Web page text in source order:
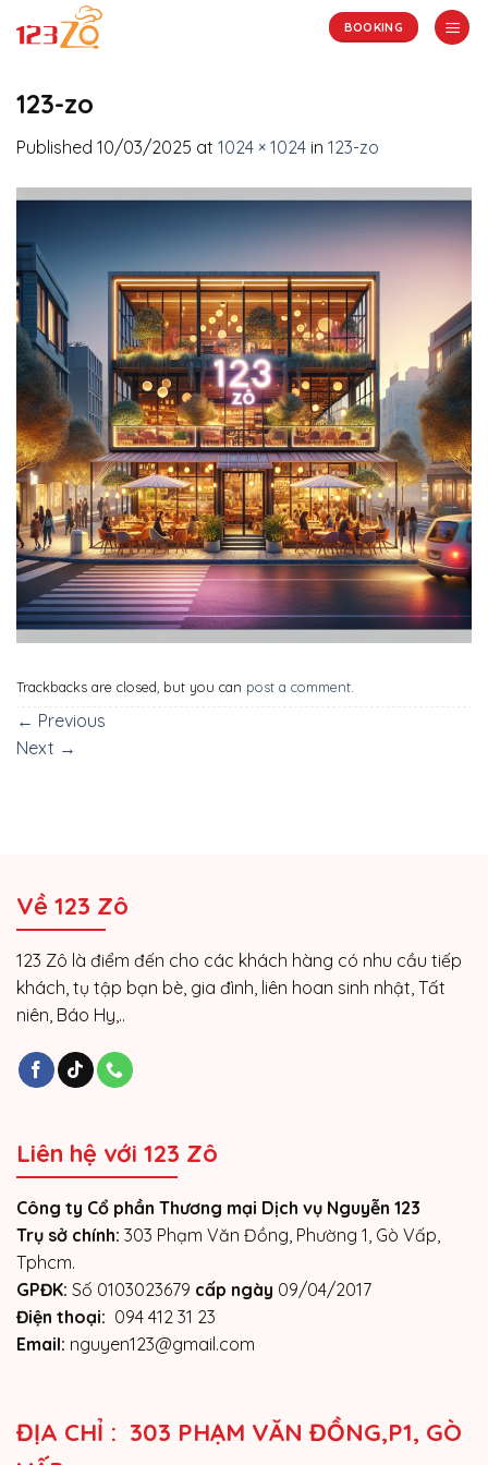
BOOKING
123-zo
Published 10/03/2025 at 1024 × 1024 in 123-zo
Trackbacks are closed, but you can post a comment.
← Previous
Next →
Về 123 Zô
123 Zô là điểm đến cho các khách hàng có nhu cầu tiếp
khách, tụ tập bạn bè, gia đình, liên hoan sinh nhật, Tất
niên, Báo Hy,..
Liên hệ với 123 Zô
Công ty Cổ phần Thương mại Dịch vụ Nguyễn 123
Trụ sở chính: 303 Phạm Văn Đồng, Phường 1, Gò Vấp,
Tphcm.
GPĐK: Số 0103023679 cấp ngày 09/04/2017
Điện thoại: 094 412 31 23
Email: nguyen123@gmail.com
ĐỊA CHỈ : 303 PHẠM VĂN ĐỒNG,P1, GÒ